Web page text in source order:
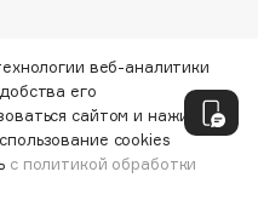
веб-аналитики
его
сайтом и нажимая
cookies
с политикой обработки